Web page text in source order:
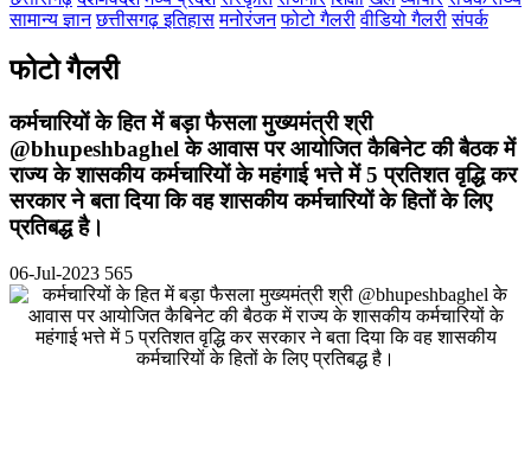
मनेन्द्रगढ़ – चिरिमिरी – भरतपुर
सक्ति
सामान्य ज्ञान छत्तीसगढ़ इतिहास मनोरंजन फोटो गैलरी वीडियो गैलरी संपर्क
फोटो गैलरी
कर्मचारियों के हित में बड़ा फैसला मुख्यमंत्री श्री
@bhupeshbaghel के आवास पर आयोजित कैबिनेट की बैठक में
राज्य के शासकीय कर्मचारियों के महंगाई भत्ते में 5 प्रतिशत वृद्धि कर
सरकार ने बता दिया कि वह शासकीय कर्मचारियों के हितों के लिए
प्रतिबद्ध है।
06-Jul-2023 565